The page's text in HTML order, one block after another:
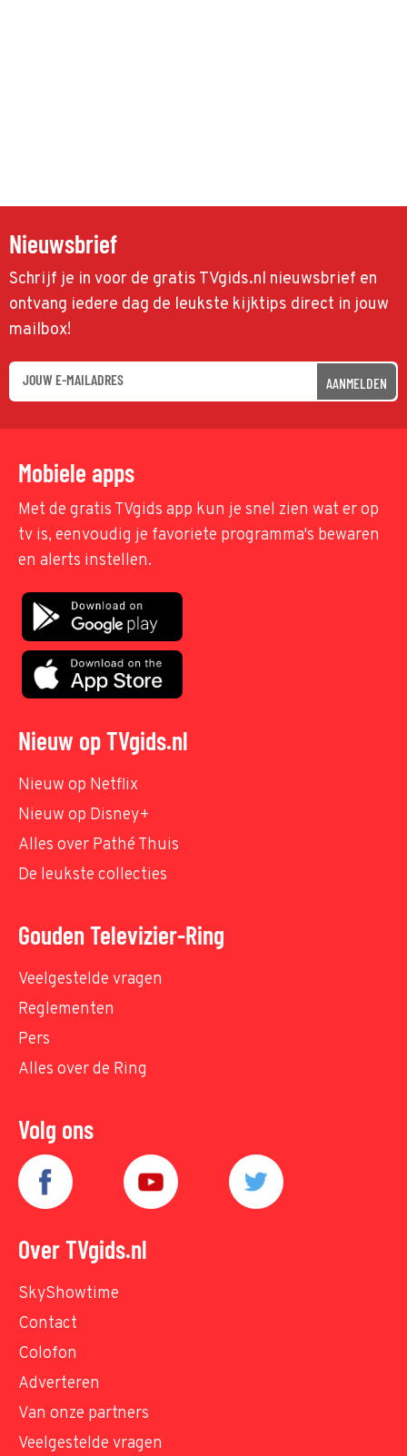
Nieuwsbrief
Schrijf je in voor de gratis TVgids.nl nieuwsbrief en
ontvang iedere dag de leukste kijktips direct in jouw
mailbox!
AANMELDEN
Mobiele apps
Met de gratis TVgids app kun je snel zien wat er op
tv is, eenvoudig je favoriete programma's bewaren
en alerts instellen.
Nieuw op TVgids.nl
Nieuw op Netflix
Nieuw op Disney+
Alles over Pathé Thuis
De leukste collecties
Gouden Televizier-Ring
Veelgestelde vragen
Reglementen
Pers
Alles over de Ring
Volg ons
Over TVgids.nl
SkyShowtime
Contact
Colofon
Adverteren
Van onze partners
Veelgestelde vragen